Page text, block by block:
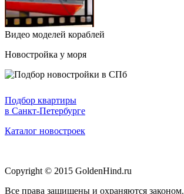
Видео моделей кораблей
Новостройка у моря
Подбор квартиры
в Санкт-Петербурге
Каталог новостроек
Copyright © 2015 GoldenHind.ru
Все права защищены и охраняются законом.